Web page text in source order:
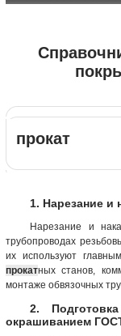
прокат
1. Нарезание и
Нарезание и
трубопроводах
их используют
прокатных станов,
монтаже обвязочных
2.
окрашиванием